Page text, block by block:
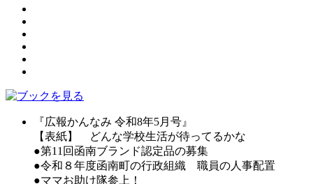
『広報かんなみ 令和8年5月号』
【表紙】 どんな学校生活が待ってるかな
●第11回函南ブランド認定品の募集
●令和８年度函南町の行政組織 職員の人事配置
●ママお助け隊参上！